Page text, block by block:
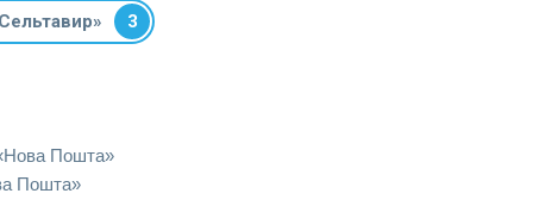
3
Пошта»
Пошта»